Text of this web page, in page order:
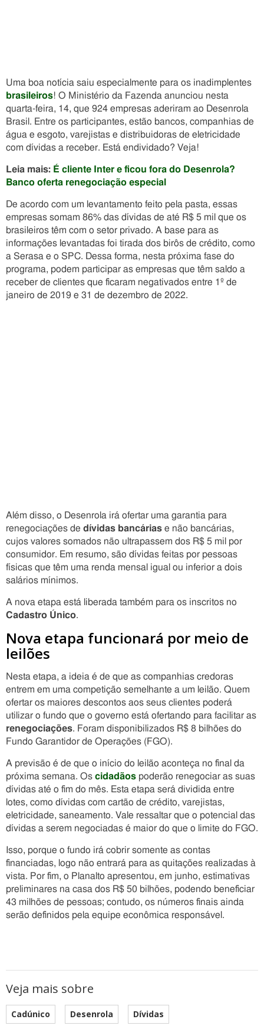
Uma boa notícia saiu especialmente para os inadimplentes
brasileiros! O Ministério da Fazenda anunciou nesta
quarta-feira, 14, que 924 empresas aderiram ao Desenrola
Brasil. Entre os participantes, estão bancos, companhias de
água e esgoto, varejistas e distribuidoras de eletricidade
com dívidas a receber. Está endividado? Veja!
Leia mais: É cliente Inter e ficou fora do Desenrola?
Banco oferta renegociação especial
De acordo com um levantamento feito pela pasta, essas
empresas somam 86% das dívidas de até R$ 5 mil que os
brasileiros têm com o setor privado. A base para as
informações levantadas foi tirada dos birôs de crédito, como
a Serasa e o SPC. Dessa forma, nesta próxima fase do
programa, podem participar as empresas que têm saldo a
receber de clientes que ficaram negativados entre 1º de
janeiro de 2019 e 31 de dezembro de 2022.
Além disso, o Desenrola irá ofertar uma garantia para
renegociações de dívidas bancárias e não bancárias,
cujos valores somados não ultrapassem dos R$ 5 mil por
consumidor. Em resumo, são dívidas feitas por pessoas
físicas que têm uma renda mensal igual ou inferior a dois
salários mínimos.
A nova etapa está liberada também para os inscritos no
Cadastro Único.
Nova etapa funcionará por meio de
leilões
Nesta etapa, a ideia é de que as companhias credoras
entrem em uma competição semelhante a um leilão. Quem
ofertar os maiores descontos aos seus clientes poderá
utilizar o fundo que o governo está ofertando para facilitar as
renegociações. Foram disponibilizados R$ 8 bilhões do
Fundo Garantidor de Operações (FGO).
A previsão é de que o início do leilão aconteça no final da
próxima semana. Os cidadãos poderão renegociar as suas
dívidas até o fim do mês. Esta etapa será dividida entre
lotes, como dívidas com cartão de crédito, varejistas,
eletricidade, saneamento. Vale ressaltar que o potencial das
dívidas a serem negociadas é maior do que o limite do FGO.
Isso, porque o fundo irá cobrir somente as contas
financiadas, logo não entrará para as quitações realizadas à
vista. Por fim, o Planalto apresentou, em junho, estimativas
preliminares na casa dos R$ 50 bilhões, podendo beneficiar
43 milhões de pessoas; contudo, os números finais ainda
serão definidos pela equipe econômica responsável.
Veja mais sobre
Cadúnico Desenrola Dívidas